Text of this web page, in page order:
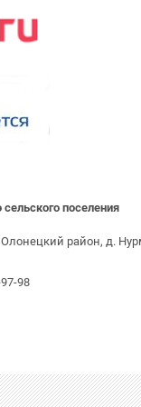
поселения
район, д.
98